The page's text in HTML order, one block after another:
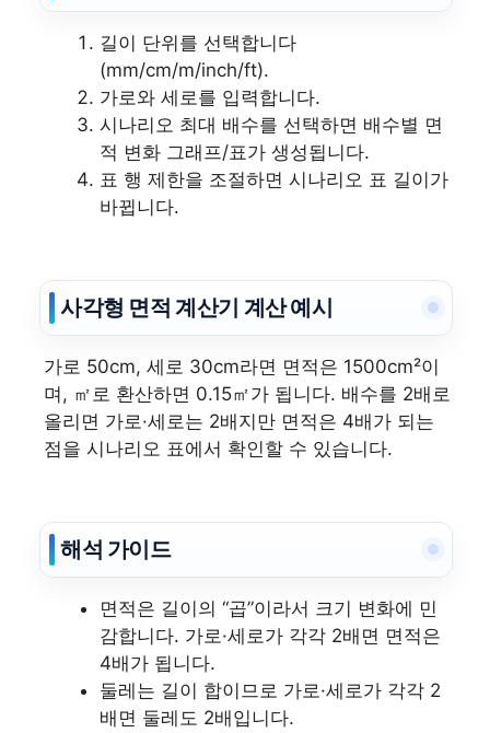
길이 단위를 선택합니다
(mm/cm/m/inch/ft).
가로와 세로를 입력합니다.
시나리오 최대 배수를 선택하면 배수별 면
적 변화 그래프/표가 생성됩니다.
표 행 제한을 조절하면 시나리오 표 길이가
바뀝니다.
사각형 면적 계산기 계산 예시
가로 50cm, 세로 30cm라면 면적은 1500cm²이
며, ㎡로 환산하면 0.15㎡가 됩니다. 배수를 2배로
올리면 가로·세로는 2배지만 면적은 4배가 되는
점을 시나리오 표에서 확인할 수 있습니다.
해석 가이드
면적은 길이의 “곱”이라서 크기 변화에 민
감합니다. 가로·세로가 각각 2배면 면적은
4배가 됩니다.
둘레는 길이 합이므로 가로·세로가 각각 2
배면 둘레도 2배입니다.